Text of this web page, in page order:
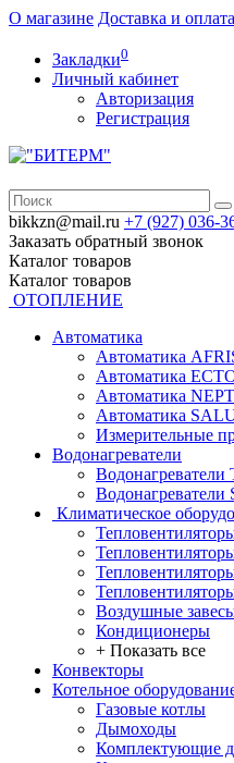
О магазине Доставка и оплата
Закладки0
Личный кабинет
Авторизация
Регистрация
bikkzn@mail.ru +7 (927) 036-
Заказать обратный звонок
Каталог товаров
Каталог товаров
ОТОПЛЕНИЕ
Автоматика
Автоматика
Автоматика
Автоматика
Автоматика
Измерительные
Водонагреватели
Водонагреватели
Водонагреватели
Климатическое
Воздушные
Кондиционеры
+ Показать все
Конвекторы
Котельное
Газовые котлы
Дымоходы
Комплектующие